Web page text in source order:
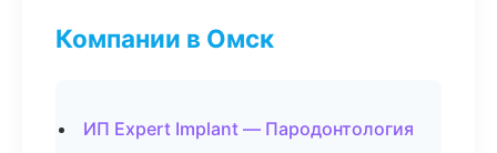
Компании в Омск
ИП Expert Implant — Пародонтология